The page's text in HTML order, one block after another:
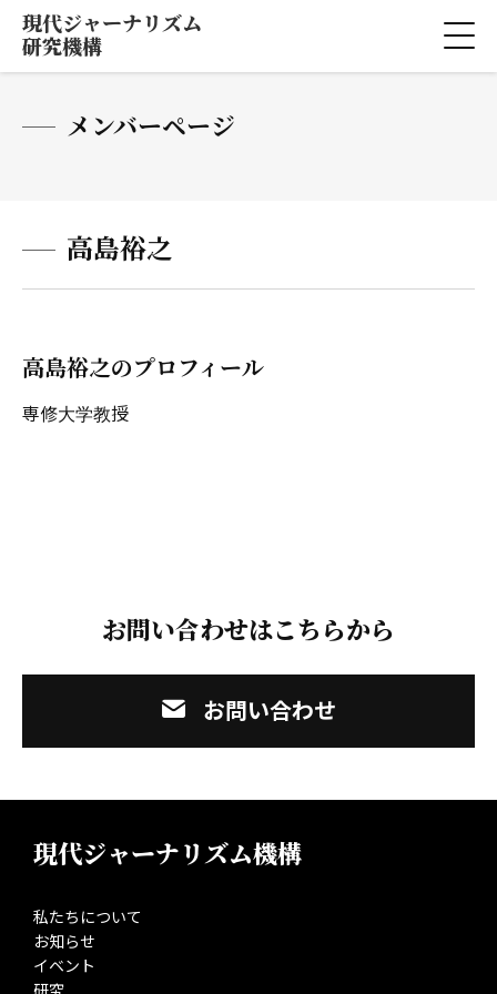
現代ジャーナリズム
研究機構
メンバーページ
高島裕之
高島裕之のプロフィール
専修大学教授
お問い合わせはこちらから
お問い合わせ
現代ジャーナリズム機構
私たちについて
お知らせ
イベント
研究